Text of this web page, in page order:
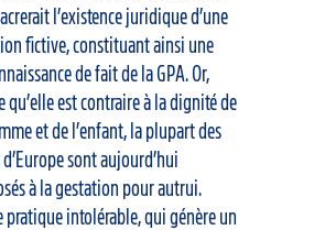
l’existence juridique d’une
fictive, constituant ainsi une
de fait de la GPA. Or,
qu’elle est contraire à la dignité de
et de l’enfant, la plupart des
d’Europe sont aujourd’hui
à la gestation pour autrui.
pratique intolérable, qui génère un